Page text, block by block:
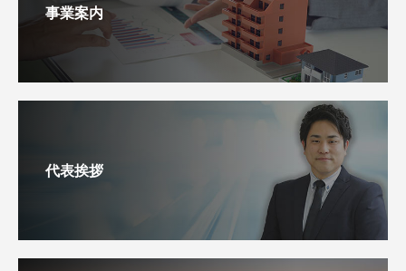
事業案内
代表挨拶